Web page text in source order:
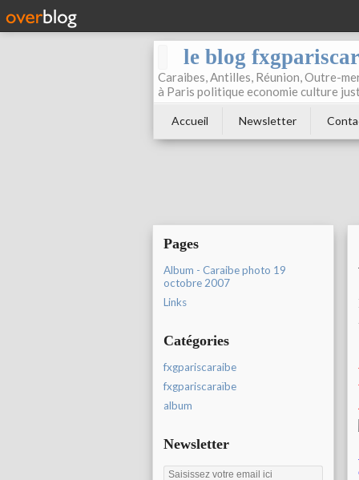
le blog
Caraibes, Antilles, Réunion, Outre-
à Paris politique economie culture
Accueil Newsletter
Pages
Album - Caraibe photo 19
octobre 2007
Links
Catégories
fxgpariscaraibe
fxgpariscaraïbe
album
Newsletter